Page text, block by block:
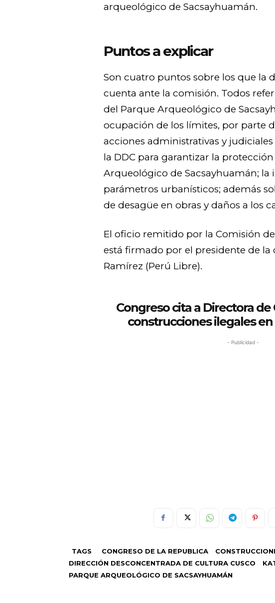
arqueológico de Sacsayhuamán.
Puntos a explicar
Son cuatro puntos sobre los que la
cuenta ante la comisión. Todos
del Parque Arqueológico de
ocupación de los límites, por parte
acciones administrativas y
la DDC para garantizar la
Arqueológico de Sacsayhuamán; la
parámetros urbanísticos; además
de desagüe en obras y daños a los
El oficio remitido por la Comisión
está firmado por el presidente de la
Ramírez (Perú Libre).
Congreso cita a Directora de
construcciones ilegales
- Publicidad -
TAGS CONGRESO DE LA REPUBLICA
DIRECCIÓN DESCONCENTRADA DE CULTURA CUSCO
PARQUE ARQUEOLÓGICO DE SACSAYHUAMÁN